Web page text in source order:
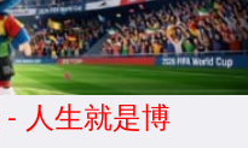
提交问题反馈